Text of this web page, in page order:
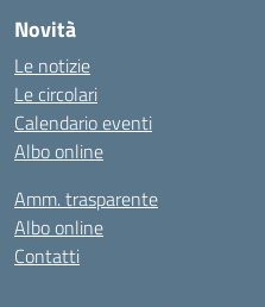
Novità
Le notizie
Le circolari
Calendario eventi
Albo online
Amm. trasparente
Albo online
Contatti